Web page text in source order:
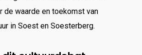
de waarde en toekomst van
in Soest en Soesterberg.